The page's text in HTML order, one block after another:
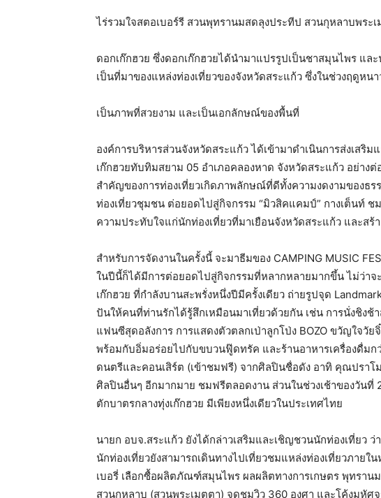
ไร่รวมใจสตอเบอร์รี สวนพุทรานมสดลุงประทีป สวนกุหลาบพระ
ดอกเก๊กฮวย ซึ่งดอกเก๊กฮวยได้นำมาแปรรูปเป็นชาสมุนไพร แล
เป็นที่มาของแหล่งท่องเที่ยวของจังหวัดสระแก้ว ซึ่งในช่วงฤดูหน
เป็นภาพที่สวยงาม และเป็นเอกลักษณ์ของพื้นที่
องค์การบริหารส่วนจังหวัดสระแก้ว ได้เข้ามาดำเนินการส่งเสริ
เก๊กฮวยทับทิมสยาม 05 อำเภอคลองหาด จังหวัดสระแก้ว อย่าง
สำคัญของการท่องเที่ยวเกิดภาพลักษณ์ที่ดีทั้งความงดงามของธ
ท่องเที่ยวชุมชน ต่อยอดไปสู่กิจกรรม “มิวสิคแคมป์” กางเต็นท์
ความประทับใจแก่นักท่องเที่ยวที่มาเยือนจังหวัดสระแก้ว และสร้
สำหรับการจัดงานในครั้งนี้ จะมาธีมของ CAMPING MUSIC
ในปีนี้ก็ได้มีการต่อยอดไปสู่กิจกรรมที่หลากหลายมากขึ้น ไม่ว่าจ
เก๊กฮวย ที่กำลังบานสะพรั่งหนึ่งปีมีครั้งเดียว ถ่ายรูปจุด
ปันให้คนที่ท่านรักได้รู้สึกเหมือนมาเที่ยวด้วยกัน เช่น การนั่งชิงช้
แฟนซีสุดอลังการ การแสดงตัวตลกเป่าลูกโป่ง BOZO ขวัญใจวั
พร้อมกับอิ่มอร่อยไปกับขบวนฟู๊ดทรัค และร้านอาหารเครื่องดื่ม
ดนตรีและคอนเสิร์ต (เข้าชมฟรี) จากศิลปินชื่อดัง อาทิ คุณปราโ
ศิลปินอื่นๆ อีกมากมาย ชมฟรีตลอดงาน ส่วนในช่วงเช้าของวันที่
ตักบาตรกลางทุ่งเก๊กฮวย มีเพียงหนึ่งเดียวในประเทศไทย
นายก อบจ.สระแก้ว ยังได้กล่าวเสริมและเชิญชวนนักท่องเที่ยว
นักท่องเที่ยวยังสามารถเดินทางไปเที่ยวชมแหล่งท่องเที่ยวภาย
เบอรี่ เลือกซื้อผลิตภัณฑ์สมุนไพร ผลผลิตทางการเกษตร พุทรา
สวนกุหลาบ (สวนพระเมตตา) จุดชมวิว 360 องศา และโค้งมหัศ